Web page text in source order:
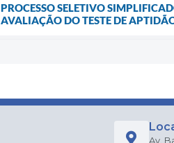
PROCESSO SELETIVO
AVALIAÇÃO DO TESTE DE
Av.